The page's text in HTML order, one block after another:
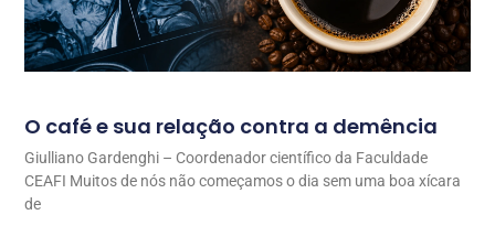
O café e sua relação contra a demência
Giulliano Gardenghi – Coordenador científico da Faculdade
CEAFI Muitos de nós não começamos o dia sem uma boa xícara
de